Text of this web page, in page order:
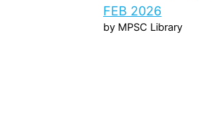
FEB 2026
by MPSC Library